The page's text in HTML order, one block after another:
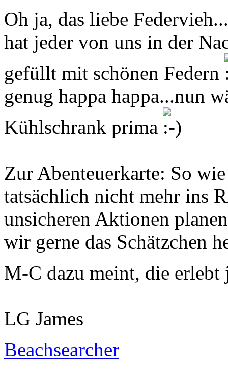
Oh ja, das liebe
hat jeder von uns in der
gefüllt mit schönen Federn
genug happa happa...nun
Kühlschrank prima
Zur Abenteuerkarte: So
tatsächlich nicht mehr ins
unsicheren Aktionen
wir gerne das Schätzchen
M-C dazu meint, die erlebt
LG James
Beachsearcher